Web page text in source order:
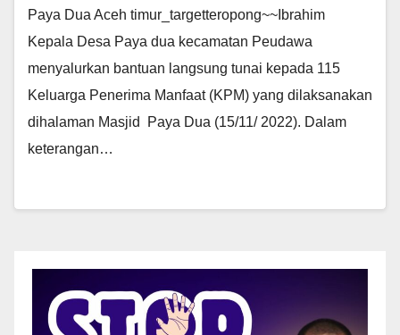
Paya Dua Aceh timur_targetteropong~~Ibrahim
Kepala Desa Paya dua kecamatan Peudawa
menyalurkan bantuan langsung tunai kepada 115
Keluarga Penerima Manfaat (KPM) yang dilaksanakan
dihalaman Masjid Paya Dua (15/11/ 2022). Dalam
keterangan…